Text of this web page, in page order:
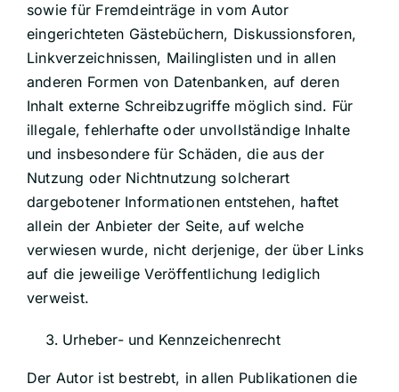
sowie für Fremdeinträge in vom Autor
eingerichteten Gästebüchern, Diskussionsforen,
Linkverzeichnissen, Mailinglisten und in allen
anderen Formen von Datenbanken, auf deren
Inhalt externe Schreibzugriffe möglich sind. Für
illegale, fehlerhafte oder unvollständige Inhalte
und insbesondere für Schäden, die aus der
Nutzung oder Nichtnutzung solcherart
dargebotener Informationen entstehen, haftet
allein der Anbieter der Seite, auf welche
verwiesen wurde, nicht derjenige, der über Links
auf die jeweilige Veröffentlichung lediglich
verweist.
Urheber- und Kennzeichenrecht
Der Autor ist bestrebt, in allen Publikationen die